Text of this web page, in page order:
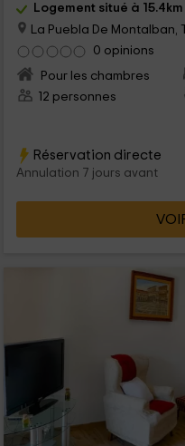
Logement situé à
La Puebla De Montalban,
0 opinions
Pour les chambres
12 personnes
Réservation directe
Annulation 7 jours avant